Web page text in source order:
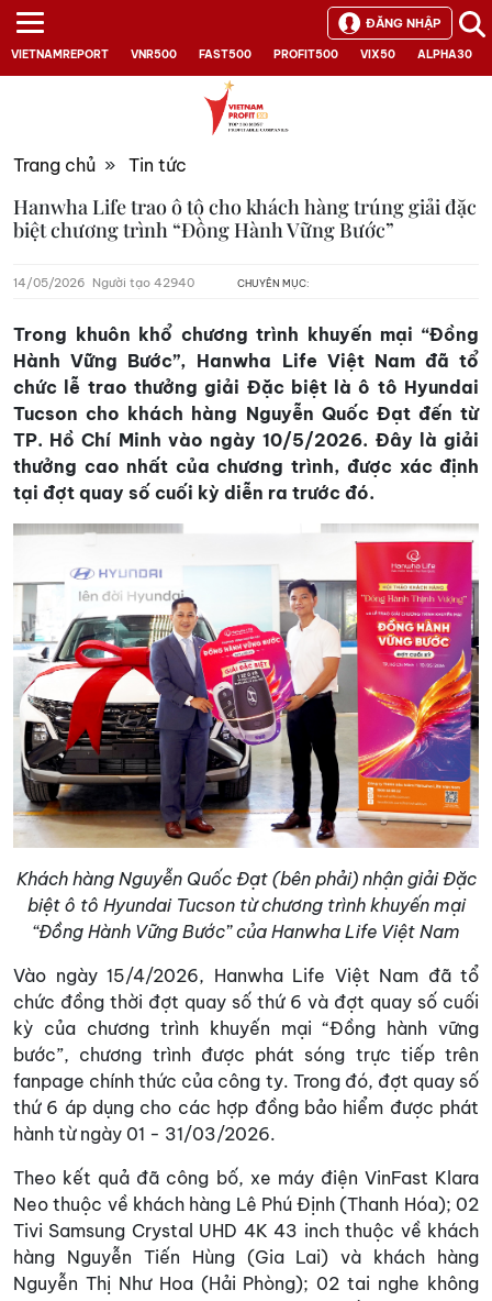
VIETNAMREPORT VNR500 FAST500 PROFIT500 VIX50 ALPHA30
ĐĂNG NHẬP
Trang chủ » Tin tức
Hanwha Life trao ô tô cho khách hàng trúng giải đặc
biệt chương trình “Đồng Hành Vững Bước”
14/05/2026 Người tạo 42940 CHUYÊN MỤC:
Trong khuôn khổ chương trình khuyến mại “Đồng
Hành Vững Bước”, Hanwha Life Việt Nam đã tổ
chức lễ trao thưởng giải Đặc biệt là ô tô Hyundai
Tucson cho khách hàng Nguyễn Quốc Đạt đến từ
TP. Hồ Chí Minh vào ngày 10/5/2026. Đây là giải
thưởng cao nhất của chương trình, được xác định
tại đợt quay số cuối kỳ diễn ra trước đó.
Khách hàng Nguyễn Quốc Đạt (bên phải) nhận giải Đặc
biệt ô tô Hyundai Tucson từ chương trình khuyến mại
“Đồng Hành Vững Bước” của Hanwha Life Việt Nam
Vào ngày 15/4/2026, Hanwha Life Việt Nam đã tổ
chức đồng thời đợt quay số thứ 6 và đợt quay số cuối
kỳ của chương trình khuyến mại “Đồng hành vững
bước”, chương trình được phát sóng trực tiếp trên
fanpage chính thức của công ty. Trong đó, đợt quay số
thứ 6 áp dụng cho các hợp đồng bảo hiểm được phát
hành từ ngày 01 - 31/03/2026.
Theo kết quả đã công bố, xe máy điện VinFast Klara
Neo thuộc về khách hàng Lê Phú Định (Thanh Hóa); 02
Tivi Samsung Crystal UHD 4K 43 inch thuộc về khách
hàng Nguyễn Tiến Hùng (Gia Lai) và khách hàng
Nguyễn Thị Như Hoa (Hải Phòng); 02 tai nghe không